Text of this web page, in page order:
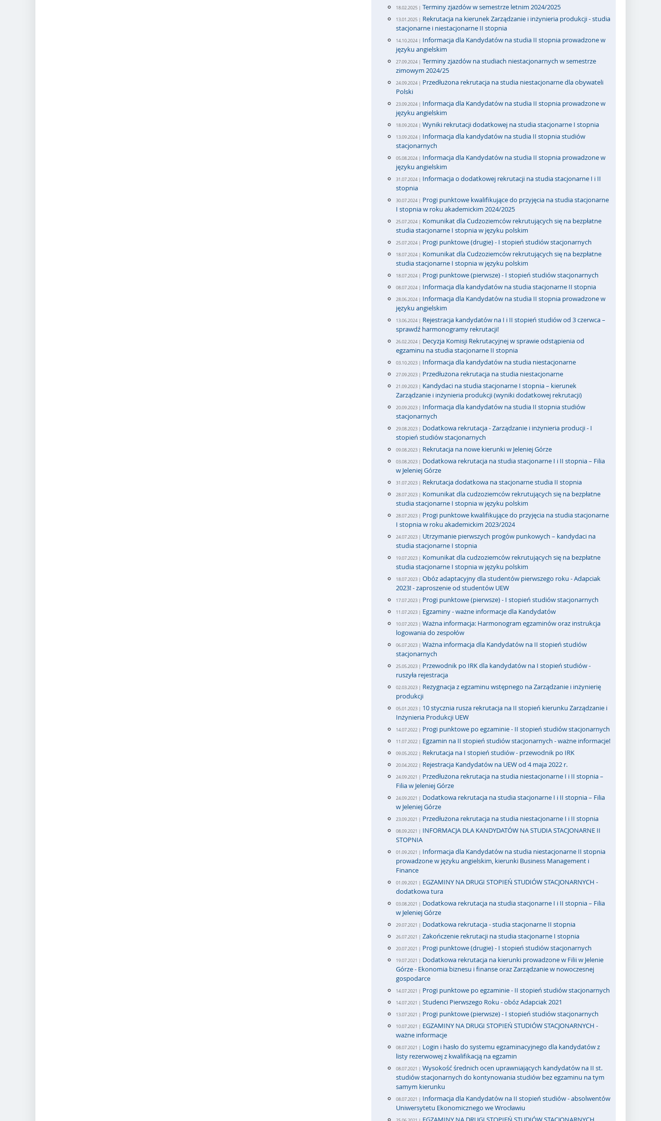
18.02.2025 | Terminy zjazdów w semestrze letnim 2024/2025
13.01.2025 | Rekrutacja na kierunek Zarządzanie i inżynieria produkcji - studia
stacjonarne i niestacjonarne II stopnia
14.10.2024 | Informacja dla Kandydatów na studia II stopnia prowadzone w
języku angielskim
27.09.2024 | Terminy zjazdów na studiach niestacjonarnych w semestrze
zimowym 2024/25
24.09.2024 | Przedłużona rekrutacja na studia niestacjonarne dla obywateli
Polski
23.09.2024 | Informacja dla Kandydatów na studia II stopnia prowadzone w
języku angielskim
18.09.2024 | Wyniki rekrutacji dodatkowej na studia stacjonarne I stopnia
13.09.2024 | Informacja dla kandydatów na studia II stopnia studiów
stacjonarnych
05.08.2024 | Informacja dla Kandydatów na studia II stopnia prowadzone w
języku angielskim
31.07.2024 | Informacja o dodatkowej rekrutacji na studia stacjonarne I i II
stopnia
30.07.2024 | Progi punktowe kwalifikujące do przyjęcia na studia stacjonarne
I stopnia w roku akademickim 2024/2025
25.07.2024 | Komunikat dla Cudzoziemców rekrutujących się na bezpłatne
studia stacjonarne I stopnia w języku polskim
25.07.2024 | Progi punktowe (drugie) - I stopień studiów stacjonarnych
18.07.2024 | Komunikat dla Cudzoziemców rekrutujących się na bezpłatne
studia stacjonarne I stopnia w języku polskim
18.07.2024 | Progi punktowe (pierwsze) - I stopień studiów stacjonarnych
08.07.2024 | Informacja dla kandydatów na studia stacjonarne II stopnia
28.06.2024 | Informacja dla Kandydatów na studia II stopnia prowadzone w
języku angielskim
13.06.2024 | Rejestracja kandydatów na I i II stopień studiów od 3 czerwca –
sprawdź harmonogramy rekrutacji!
26.02.2024 | Decyzja Komisji Rekrutacyjnej w sprawie odstąpienia od
egzaminu na studia stacjonarne II stopnia
03.10.2023 | Informacja dla kandydatów na studia niestacjonarne
27.09.2023 | Przedłużona rekrutacja na studia niestacjonarne
21.09.2023 | Kandydaci na studia stacjonarne I stopnia – kierunek
Zarządzanie i inżynieria produkcji (wyniki dodatkowej rekrutacji)
20.09.2023 | Informacja dla kandydatów na studia II stopnia studiów
stacjonarnych
29.08.2023 | Dodatkowa rekrutacja - Zarządzanie i inżynieria producji - I
stopień studiów stacjonarnych
09.08.2023 | Rekrutacja na nowe kierunki w Jeleniej Górze
03.08.2023 | Dodatkowa rekrutacja na studia stacjonarne I i II stopnia – Filia
w Jeleniej Górze
31.07.2023 | Rekrutacja dodatkowa na stacjonarne studia II stopnia
28.07.2023 | Komunikat dla cudzoziemców rekrutujących się na bezpłatne
studia stacjonarne I stopnia w języku polskim
28.07.2023 | Progi punktowe kwalifikujące do przyjęcia na studia stacjonarne
I stopnia w roku akademickim 2023/2024
24.07.2023 | Utrzymanie pierwszych progów punkowych – kandydaci na
studia stacjonarne I stopnia
19.07.2023 | Komunikat dla cudzoziemców rekrutujących się na bezpłatne
studia stacjonarne I stopnia w języku polskim
18.07.2023 | Obóz adaptacyjny dla studentów pierwszego roku - Adapciak
2023! - zaproszenie od studentów UEW
17.07.2023 | Progi punktowe (pierwsze) - I stopień studiów stacjonarnych
11.07.2023 | Egzaminy - ważne informacje dla Kandydatów
10.07.2023 | Ważna informacja: Harmonogram egzaminów oraz instrukcja
logowania do zespołów
06.07.2023 | Ważna informacja dla Kandydatów na II stopień studiów
stacjonarnych
25.05.2023 | Przewodnik po IRK dla kandydatów na I stopień studiów -
ruszyła rejestracja
02.03.2023 | Rezygnacja z egzaminu wstępnego na Zarządzanie i inżynierię
produkcji
05.01.2023 | 10 stycznia rusza rekrutacja na II stopień kierunku Zarządzanie i
Inżynieria Produkcji UEW
14.07.2022 | Progi punktowe po egzaminie - II stopień studiów stacjonarnych
11.07.2022 | Egzamin na II stopień studiów stacjonarnych - ważne informacje!
09.05.2022 | Rekrutacja na I stopień studiów - przewodnik po IRK
20.04.2022 | Rejestracja Kandydatów na UEW od 4 maja 2022 r.
24.09.2021 | Przedłużona rekrutacja na studia niestacjonarne I i II stopnia –
Filia w Jeleniej Górze
24.09.2021 | Dodatkowa rekrutacja na studia stacjonarne I i II stopnia – Filia
w Jeleniej Górze
23.09.2021 | Przedłużona rekrutacja na studia niestacjonarne I i II stopnia
08.09.2021 | INFORMACJA DLA KANDYDATÓW NA STUDIA STACJONARNE II
STOPNIA
01.09.2021 | Informacja dla Kandydatów na studia niestacjonarne II stopnia
prowadzone w języku angielskim, kierunki Business Management i
Finance
01.09.2021 | EGZAMINY NA DRUGI STOPIEŃ STUDIÓW STACJONARNYCH -
dodatkowa tura
03.08.2021 | Dodatkowa rekrutacja na studia stacjonarne I i II stopnia – Filia
w Jeleniej Górze
29.07.2021 | Dodatkowa rekrutacja - studia stacjonarne II stopnia
26.07.2021 | Zakończenie rekrutacji na studia stacjonarne I stopnia
20.07.2021 | Progi punktowe (drugie) - I stopień studiów stacjonarnych
19.07.2021 | Dodatkowa rekrutacja na kierunki prowadzone w Filii w Jelenie
Górze - Ekonomia biznesu i finanse oraz Zarządzanie w nowoczesnej
gospodarce
14.07.2021 | Progi punktowe po egzaminie - II stopień studiów stacjonarnych
14.07.2021 | Studenci Pierwszego Roku - obóz Adapciak 2021
13.07.2021 | Progi punktowe (pierwsze) - I stopień studiów stacjonarnych
10.07.2021 | EGZAMINY NA DRUGI STOPIEŃ STUDIÓW STACJONARNYCH -
ważne informacje
08.07.2021 | Login i hasło do systemu egzaminacyjnego dla kandydatów z
listy rezerwowej z kwalifikacją na egzamin
08.07.2021 | Wysokość średnich ocen uprawniających kandydatów na II st.
studiów stacjonarnych do kontynowania studiów bez egzaminu na tym
samym kierunku
08.07.2021 | Informacja dla Kandydatów na II stopień studiów - absolwentów
Uniwersytetu Ekonomicznego we Wrocławiu